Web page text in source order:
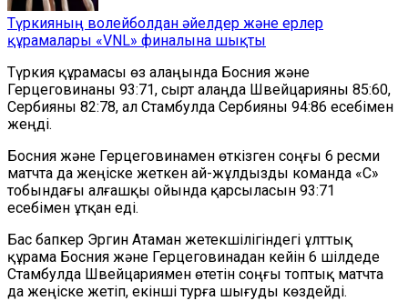
Түркияның волейболдан әйелдер және ерлер
құрамалары «VNL» финалына шықты
Түркия құрамасы өз алаңында Босния және
Герцеговинаны 93:71, сырт алаңда Швейцарияны 85:60,
Сербияны 82:78, ал Стамбулда Сербияны 94:86 есебімен
жеңді.
Босния және Герцеговинамен өткізген соңғы 6 ресми
матчта да жеңіске жеткен ай-жұлдызды команда «С»
тобындағы алғашқы ойында қарсыласын 93:71
есебімен ұтқан еді.
Бас бапкер Эргин Атаман жетекшілігіндегі ұлттық
құрама Босния және Герцеговинадан кейін 6 шілдеде
Стамбулда Швейцариямен өтетін соңғы топтық матчта
да жеңіске жетіп, екінші турға шығуды көздейді.